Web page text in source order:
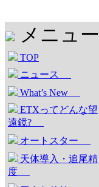
メニュー
TOP
ニュース
What’s New
ETXってどんな望
遠鏡?
オートスター
天体導入・追尾精
度